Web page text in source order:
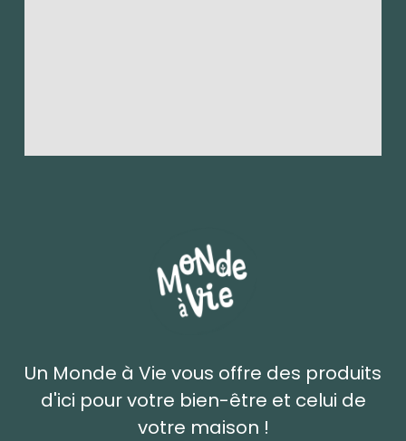
Un Monde à Vie vous offre des produits
d'ici pour votre bien-être et celui de
votre maison !